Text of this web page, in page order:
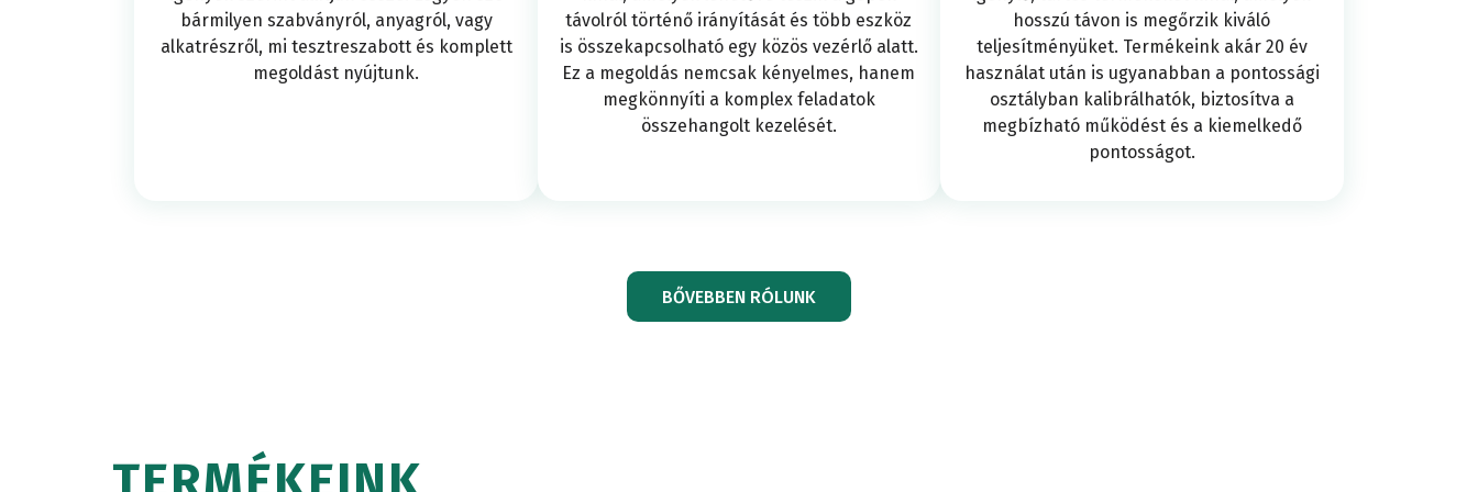
és
hajlításvizsgáló
beton
vizsgáló
berendezés
Gömbcsapágy
Mintafogók
Hidraulika
viszgálat
RENDSZEREK
TESZTPORTÁLOK
NYOMÓSZILÁRDSÁG-
VIZSGÁLÓ GÉPEK
cellák
Gömbcsapágy
Mintafogók
Dübel
kihúzás
teszt
vizsgálat
KÚSZÁS-
SZAKADÁSVIZSGÁLATOK
bármilyen szabványról, anyagról, vagy
alkatrészről, mi tesztreszabott és komplett
megoldást nyújtunk.
távolról történő irányítását és több eszköz
is összekapcsolható egy közös vezérlő alatt.
Ez a megoldás nemcsak kényelmes, hanem
megkönnyíti a komplex feladatok
összehangolt kezelését.
hosszú távon is megőrzik kiváló
teljesítményüket. Termékeink akár 20 év
használat után is ugyanabban a pontossági
osztályban kalibrálhatók, biztosítva a
megbízható működést és a kiemelkedő
pontosságot.
BŐVEBBEN RÓLUNK